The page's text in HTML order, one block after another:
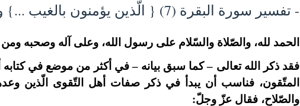
- تفسير سورة البقرة (7) { الّذين يؤمنون بالغيب ...} وبيان معنى الإيمان
الحمد لله، والصّلاة والسّلام على رسول الله، وعلى آله وصحبه ومن
فقد ذكر الله تعالى – كما سبق بيانه – في أكثر من موضع في كتابه
المتّقون، فناسب أن يبدأ في ذكر صفات أهل التّقوى الّذين
والصّلاح، فقال عزّ وجلّ: